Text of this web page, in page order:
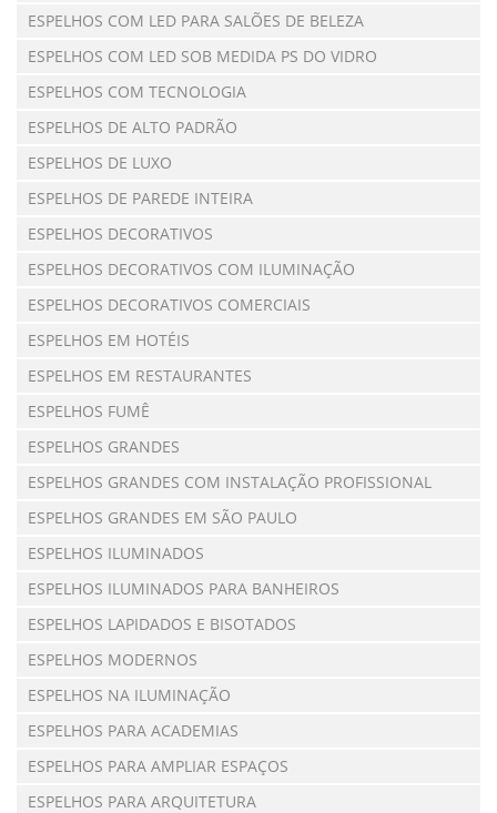
ESPELHOS COM LED PARA SALÕES DE BELEZA
ESPELHOS COM LED SOB MEDIDA PS DO VIDRO
ESPELHOS COM TECNOLOGIA
ESPELHOS DE ALTO PADRÃO
ESPELHOS DE LUXO
ESPELHOS DE PAREDE INTEIRA
ESPELHOS DECORATIVOS
ESPELHOS DECORATIVOS COM ILUMINAÇÃO
ESPELHOS DECORATIVOS COMERCIAIS
ESPELHOS EM HOTÉIS
ESPELHOS EM RESTAURANTES
ESPELHOS FUMÊ
ESPELHOS GRANDES
ESPELHOS GRANDES COM INSTALAÇÃO PROFISSIONAL
ESPELHOS GRANDES EM SÃO PAULO
ESPELHOS ILUMINADOS
ESPELHOS ILUMINADOS PARA BANHEIROS
ESPELHOS LAPIDADOS E BISOTADOS
ESPELHOS MODERNOS
ESPELHOS NA ILUMINAÇÃO
ESPELHOS PARA ACADEMIAS
ESPELHOS PARA AMPLIAR ESPAÇOS
ESPELHOS PARA ARQUITETURA